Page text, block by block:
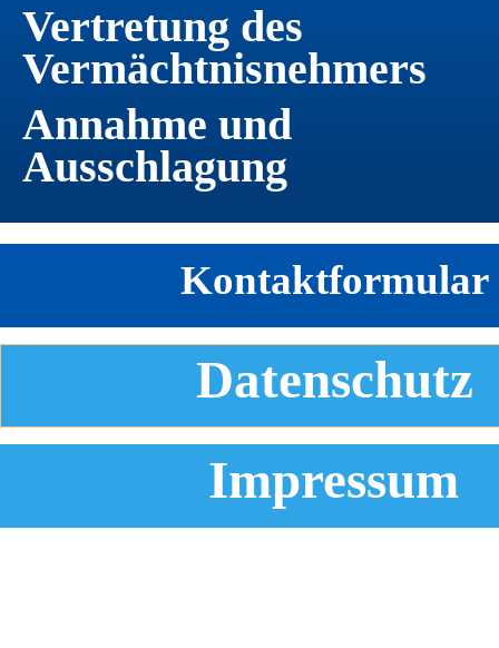
Vertretung des
Vermächtnisnehmers
Annahme und
Ausschlagung
Impressum
Datenschutz
Kontaktformular